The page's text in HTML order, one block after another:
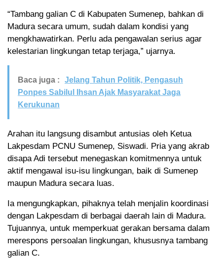
“Tambang galian C di Kabupaten Sumenep, bahkan di
Madura secara umum, sudah dalam kondisi yang
mengkhawatirkan. Perlu ada pengawalan serius agar
kelestarian lingkungan tetap terjaga,” ujarnya.
Baca juga :
Jelang Tahun Politik, Pengasuh
Ponpes Sabilul Ihsan Ajak Masyarakat Jaga
Kerukunan
Arahan itu langsung disambut antusias oleh Ketua
Lakpesdam PCNU Sumenep, Siswadi. Pria yang akrab
disapa Adi tersebut menegaskan komitmennya untuk
aktif mengawal isu-isu lingkungan, baik di Sumenep
maupun Madura secara luas.
Ia mengungkapkan, pihaknya telah menjalin koordinasi
dengan Lakpesdam di berbagai daerah lain di Madura.
Tujuannya, untuk memperkuat gerakan bersama dalam
merespons persoalan lingkungan, khususnya tambang
galian C.